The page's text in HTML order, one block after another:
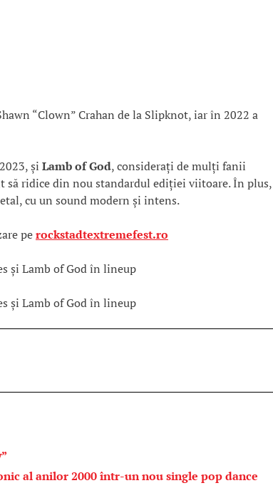
“Clown” Crahan de la Slipknot, iar în 2022 a
2023, și Lamb of God, considerați de mulți fanii
ridice din nou standardul ediției viitoare. În plus,
cu un sound modern și intens.
perockstadtextremefest.ro
al anilor 2000 într-un nou single pop dance